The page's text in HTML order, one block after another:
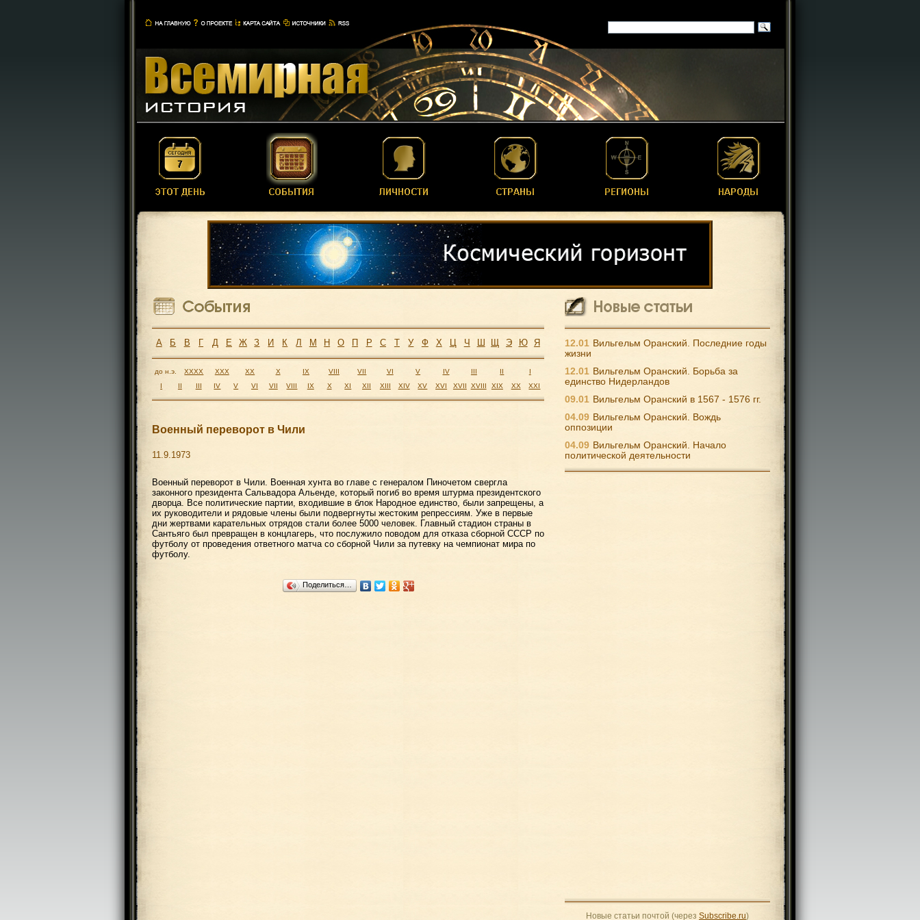
А Б В Г Д Е Ж З И К Л М Н О П Р С Т У Ф Х Ц Ч Ш Щ Э Ю Я
до н.э. XXXX XXX XX X IX VIII VII VI V IV III II
I
I
II III IV V VI VII VIII IX X XI XII XIII XIV XV XVI XVII XVIII XIX XX XXI
Военный переворот в Чили
11.9.1973
Военный переворот в Чили. Военная хунта во главе с генералом Пиночетом свергла
законного президента Сальвадора Альенде, который погиб во время штурма президентского
дворца. Все политические партии, входившие в блок Народное единство, были запрещены, а
их руководители и рядовые члены были подвергнуты жестоким репрессиям. Уже в первые
дни жертвами карательных отрядов стали более 5000 человек. Главный стадион страны в
Сантьяго был превращен в концлагерь, что послужило поводом для отказа сборной СССР по
футболу от проведения ответного матча со сборной Чили за путевку на чемпионат мира по
футболу.
Поделиться…
12.01 Вильгельм Оранский. Последние годы
жизни
12.01 Вильгельм Оранский. Борьба за
единство Нидерландов
09.01 Вильгельм Оранский в 1567 - 1576 гг.
04.09 Вильгельм Оранский. Вождь
оппозиции
04.09 Вильгельм Оранский. Начало
политической деятельности
Новые статьи почтой (через Subscribe.ru)